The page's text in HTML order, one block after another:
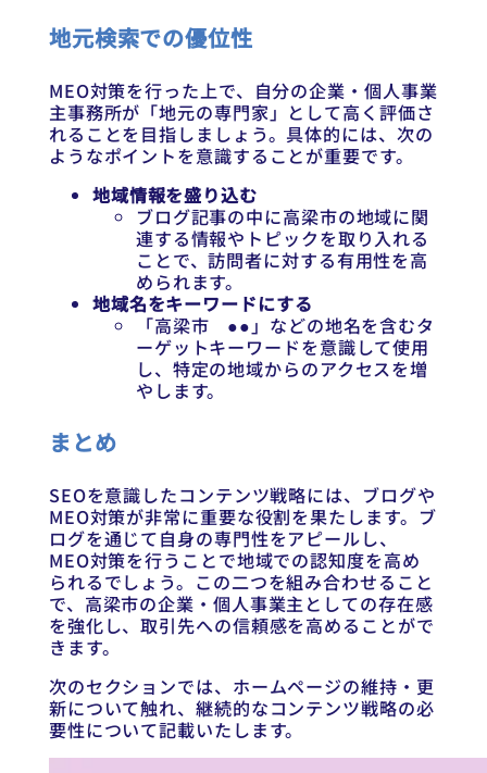
地元検索での優位性
MEO対策を行った上で、自分の企業・個人事業
主事務所が「地元の専門家」として高く評価さ
れることを目指しましょう。具体的には、次の
ようなポイントを意識することが重要です。
地域情報を盛り込む
ブログ記事の中に高梁市の地域に関
連する情報やトピックを取り入れる
ことで、訪問者に対する有用性を高
められます。
地域名をキーワードにする
「高梁市 ●●」などの地名を含むタ
ーゲットキーワードを意識して使用
し、特定の地域からのアクセスを増
やします。
まとめ
SEOを意識したコンテンツ戦略には、ブログや
MEO対策が非常に重要な役割を果たします。ブ
ログを通じて自身の専門性をアピールし、
MEO対策を行うことで地域での認知度を高め
られるでしょう。この二つを組み合わせること
で、高梁市の企業・個人事業主としての存在感
を強化し、取引先への信頼感を高めることがで
きます。
次のセクションでは、ホームページの維持・更
新について触れ、継続的なコンテンツ戦略の必
要性について記載いたします。